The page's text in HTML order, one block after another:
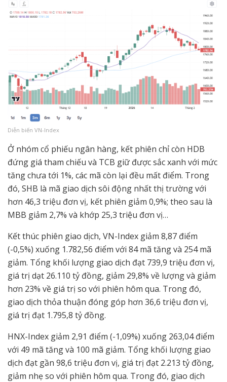
Diễn biến VN-Index
Ở nhóm cổ phiếu ngân hàng, kết phiên chỉ còn HDB
đứng giá tham chiếu và TCB giữ được sắc xanh với mức
tăng chưa tới 1%, các mã còn lại đều mất điểm. Trong
đó, SHB là mã giao dịch sôi động nhất thị trường với
hơn 46,3 triệu đơn vị, kết phiên giảm 0,9%; theo sau là
MBB giảm 2,7% và khớp 25,3 triệu đơn vị…
Kết thúc phiên giao dịch, VN-Index giảm 8,87 điểm
(-0,5%) xuống 1.782,56 điểm với 84 mã tăng và 254 mã
giảm. Tổng khối lượng giao dịch đạt 739,9 triệu đơn vị,
giá trị dạt 26.110 tỷ đồng, giảm 29,8% về lượng và giảm
hơn 23% về giá trị so với phiên hôm qua. Trong đó,
giao dịch thỏa thuận đóng góp hơn 36,6 triệu đơn vị,
giá trị đạt 1.795,8 tỷ đồng.
HNX-Index giảm 2,91 điểm (-1,09%) xuống 263,04 điểm
với 49 mã tăng và 100 mã giảm. Tổng khối lượng giao
dịch đạt gần 98,6 triệu đơn vị, giá trị đạt 2.213 tỷ đồng,
giảm nhẹ so với phiên hôm qua. Trong đó, giao dịch